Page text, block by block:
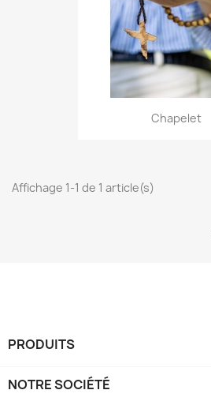
Chapelet
Affichage 1-1 de 1 article(s)
PRODUITS
NOTRE SOCIÉTÉ